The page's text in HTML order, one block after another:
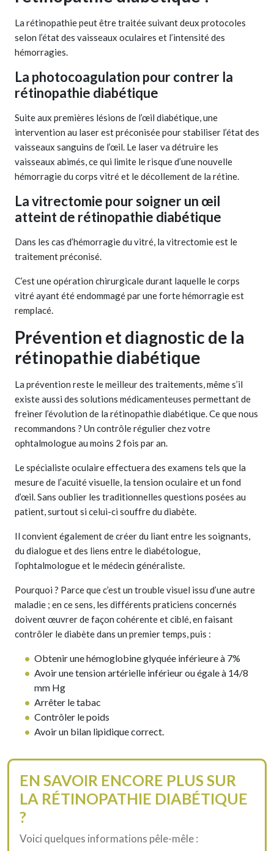
La rétinopathie peut être traitée suivant deux protocoles
selon l’état des vaisseaux oculaires et l’intensité des
hémorragies.
La photocoagulation pour contrer la
rétinopathie diabétique
Suite aux premières lésions de l’œil diabétique, une
intervention au laser est préconisée pour stabiliser l’état des
vaisseaux sanguins de l’œil. Le laser va détruire les
vaisseaux abimés, ce qui limite le risque d’une nouvelle
hémorragie du corps vitré et le décollement de la rétine.
La vitrectomie pour soigner un œil
atteint de rétinopathie diabétique
Dans les cas d’hémorragie du vitré, la vitrectomie est le
traitement préconisé.
C’est une opération chirurgicale durant laquelle le corps
vitré ayant été endommagé par une forte hémorragie est
remplacé.
Prévention et diagnostic de la
rétinopathie diabétique
La prévention reste le meilleur des traitements, même s’il
existe aussi des solutions médicamenteuses permettant de
freiner l’évolution de la rétinopathie diabétique. Ce que nous
recommandons ? Un contrôle régulier chez votre
ophtalmologue au moins 2 fois par an.
Le spécialiste oculaire effectuera des examens tels que la
mesure de l’acuité visuelle, la tension oculaire et un fond
d’œil. Sans oublier les traditionnelles questions posées au
patient, surtout si celui-ci souffre du diabète.
Il convient également de créer du liant entre les soignants,
du dialogue et des liens entre le diabétologue,
l’ophtalmologue et le médecin généraliste.
Pourquoi ? Parce que c’est un trouble visuel issu d’une autre
maladie ; en ce sens, les différents praticiens concernés
doivent œuvrer de façon cohérente et ciblé, en faisant
contrôler le diabète dans un premier temps, puis :
Obtenir une hémoglobine glyquée inférieure à 7%
Avoir une tension artérielle inférieur ou égale à 14/8
mm Hg
Arrêter le tabac
Contrôler le poids
Avoir un bilan lipidique correct.
EN SAVOIR ENCORE PLUS SUR
LA RÉTINOPATHIE DIABÉTIQUE
?
Voici quelques informations pêle-mêle :